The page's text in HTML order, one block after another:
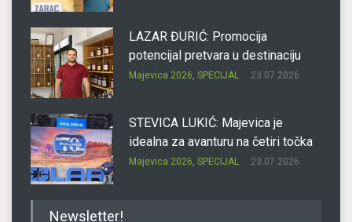
LAZAR ĐURIĆ: Promocija
potencijal pretvara u destinaciju
Majevica 2026, SPECIJAL 23.07.2026.
STEVICA LUKIĆ: Majevica je
idealna za avanturu na četiri točka
Majevica 2026, SPECIJAL 23.07.2026.
Newsletter!